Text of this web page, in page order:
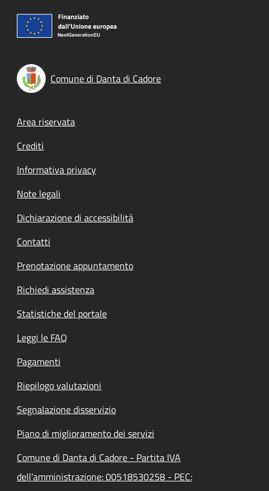
Comune di Danta di Cadore
Footer menu
Area riservata
Crediti
Informativa privacy
Note legali
Dichiarazione di accessibilità
Contatti
Prenotazione appuntamento
Richiedi assistenza
Statistiche del portale
Leggi le FAQ
Pagamenti
Riepilogo valutazioni
Segnalazione disservizio
Piano di miglioramento dei servizi
Comune di Danta di Cadore - Partita IVA
dell'amministrazione: 00518530258 - PEC: